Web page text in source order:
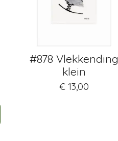
#878 Vlekkending
klein
€ 13,00